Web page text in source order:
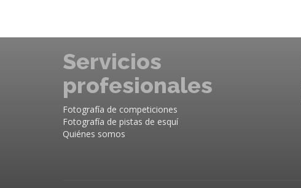
Servicios
profesionales
Fotografía de competiciones
Fotografía de pistas de esquí
Quiénes somos